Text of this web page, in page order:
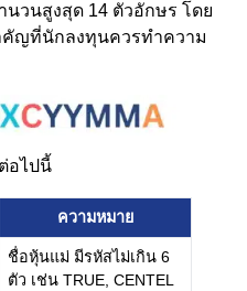
วนสูงสุด 14 ตัวอักษร โดย
คัญที่นักลงทุนควรทำความ
อไปนี้
ความหมาย
ชื่อหุ้นแม่ มีรหัสไม่เกิน 6
ตัว เช่น TRUE, CENTEL